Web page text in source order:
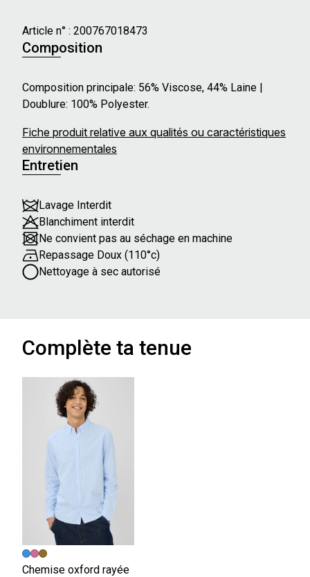
Article n° : 200767018473
Composition
Composition principale: 56% Viscose, 44% Laine |
Doublure: 100% Polyester.
Fiche produit relative aux qualités ou caractéristiques
environnementales
Entretien
Lavage Interdit
Blanchiment interdit
Ne convient pas au séchage en machine
Repassage Doux (110°c)
Nettoyage à sec autorisé
Complète ta tenue
Chemise oxford rayée